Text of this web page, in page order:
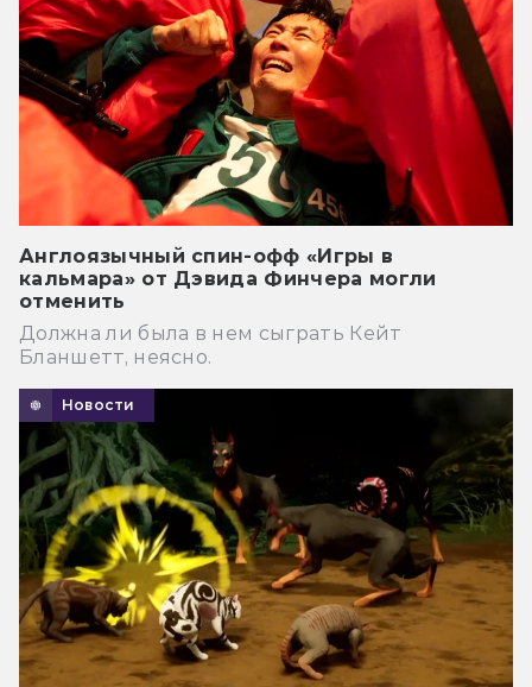
Англоязычный спин-офф «Игры в
кальмара» от Дэвида Финчера могли
отменить
Должна ли была в нем сыграть Кейт
Бланшетт, неясно.
Новости